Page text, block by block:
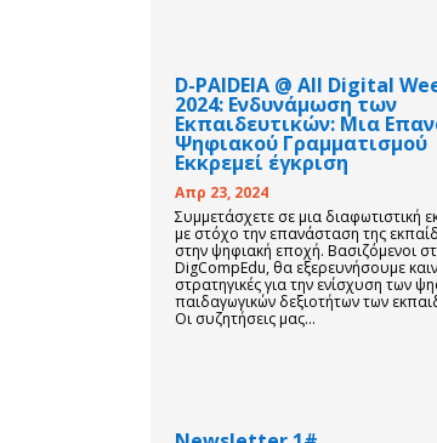
D-PAIDEIA @ All Digital
2024: Ενδυνάμωση των
Εκπαιδευτικών: Μια
Ψηφιακού Γραμματισμού
Εκκρεμεί έγκριση
Απρ 23, 2024
Συμμετάσχετε σε μια διαφωτιστική
με στόχο την επανάσταση της
στην ψηφιακή εποχή. Βασιζόμενοι
DigCompEdu, θα εξερευνήσουμε
στρατηγικές για την ενίσχυση των
παιδαγωγικών δεξιοτήτων των
Οι συζητήσεις μας...